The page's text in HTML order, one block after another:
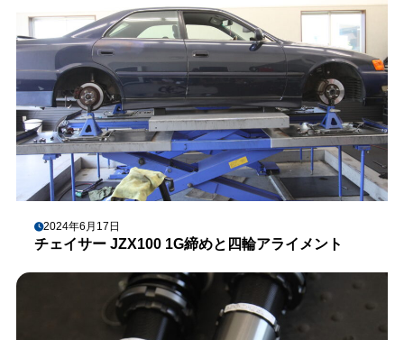
2024年6月17日
チェイサー JZX100 1G締めと四輪アライメント